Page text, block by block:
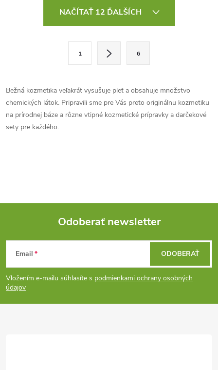
d
a
c
r
k
v
ý
NAČÍTAŤ 12 ĎALŠÍCH
á
n
k
o
1 6
Bežná kozmetika veľakrát vysušuje pleť a obsahuje množstvo
chemických látok. Pripravili sme pre Vás preto originálnu kozmetiku
na prírodnej báze a rôzne vtipné kozmetické prípravky a darčekové
sety pre každého.
Z
á
p
Odoberať newsletter
Email
Vložením e-mailu súhlasíte s podmienkami ochrany osobných
údajov
ODOBERAŤ